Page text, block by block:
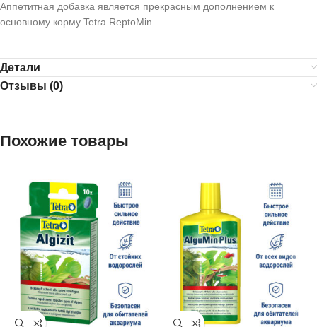
Аппетитная добавка является прекрасным дополнением к
основному корму Tetra ReptoMin.
Детали
Отзывы (0)
Похожие товары